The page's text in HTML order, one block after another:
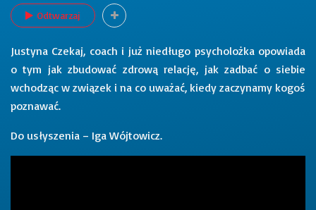
Odtwarzaj
Justyna Czekaj, coach i już niedługo psycholożka opowiada
o tym jak zbudować zdrową relację, jak zadbać o siebie
wchodząc w związek i na co uważać, kiedy zaczynamy kogoś
poznawać.
Do usłyszenia – Iga Wójtowicz.